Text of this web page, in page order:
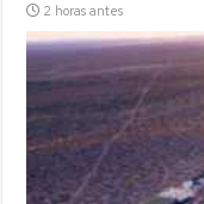
2 horas antes